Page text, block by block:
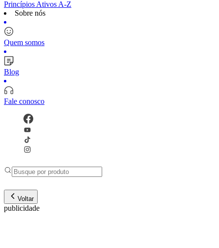
Princípios Ativos A-Z
Sobre nós
Quem somos
Blog
Fale conosco
Voltar
publicidade